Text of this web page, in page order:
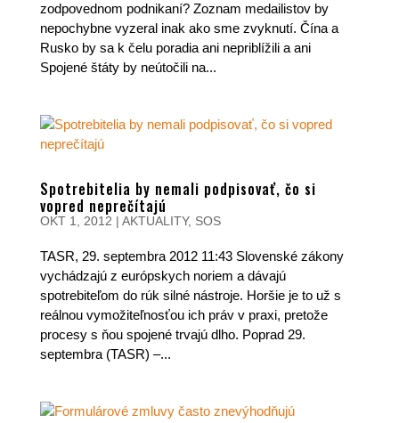
zodpovednom podnikaní? Zoznam medailistov by
nepochybne vyzeral inak ako sme zvyknutí. Čína a
Rusko by sa k čelu poradia ani nepriblížili a ani
Spojené štáty by neútočili na...
Spotrebitelia by nemali podpisovať, čo si
vopred neprečítajú
OKT 1, 2012 | AKTUALITY, SOS
TASR, 29. septembra 2012 11:43 Slovenské zákony
vychádzajú z európskych noriem a dávajú
spotrebiteľom do rúk silné nástroje. Horšie je to už s
reálnou vymožiteľnosťou ich práv v praxi, pretože
procesy s ňou spojené trvajú dlho. Poprad 29.
septembra (TASR) –...